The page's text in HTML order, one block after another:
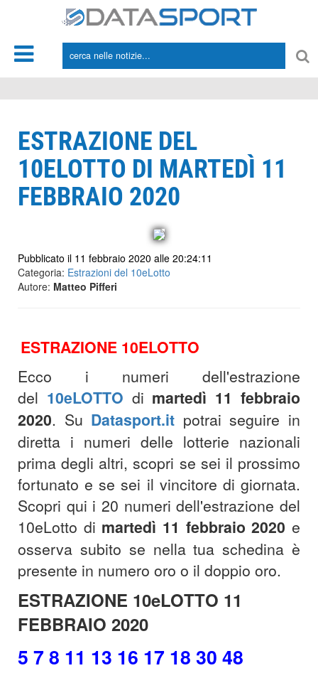
ESTRAZIONE DEL
10ELOTTO DI MARTEDÌ 11
FEBBRAIO 2020
Pubblicato il 11 febbraio 2020 alle 20:24:11
Categoria: Estrazioni del 10eLotto
Autore: Matteo Pifferi
ESTRAZIONE 10ELOTTO
Ecco i numeri dell'estrazione
del 10eLOTTO di martedì 11 febbraio
2020. Su Datasport.it potrai seguire in
diretta i numeri delle lotterie nazionali
prima degli altri, scopri se sei il prossimo
fortunato e se sei il vincitore di giornata.
Scopri qui i 20 numeri dell'estrazione del
10eLotto di martedì 11 febbraio 2020 e
osserva subito se nella tua schedina è
presente in numero oro o il doppio oro.
ESTRAZIONE 10eLOTTO 11
FEBBRAIO 2020
5 7 8 11 13 16 17 18 30 48